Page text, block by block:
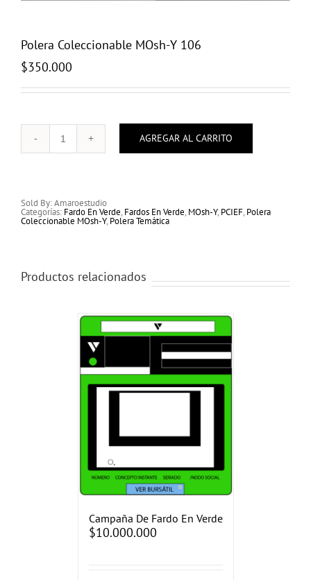
Polera Coleccionable MOsh-Y 106
$350.000
Polera
Coleccionable
AGREGAR AL CARRITO
Sold By: Amaroestudio
Categorías: Fardo En Verde, Fardos En Verde, MOsh-Y, PCIEF, Polera
Coleccionable MOsh-Y, Polera Temática
Productos relacionados
Campaña De Fardo En Verde
$10.000.000